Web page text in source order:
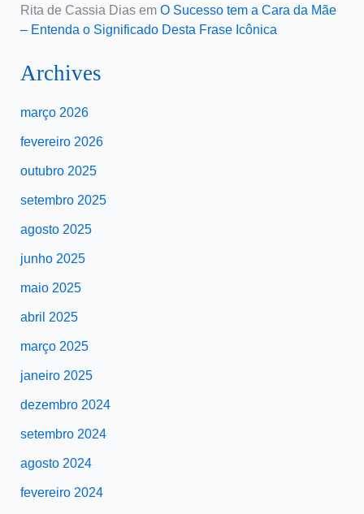
Rita de Cassia Diasem O Sucesso tem a Cara da Mãe
– Entenda o Significado Desta Frase Icônica
Archives
março 2026
fevereiro 2026
outubro 2025
setembro 2025
agosto 2025
junho 2025
maio 2025
abril 2025
março 2025
janeiro 2025
dezembro 2024
setembro 2024
agosto 2024
fevereiro 2024